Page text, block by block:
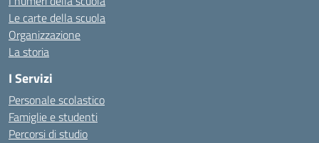
Le carte della scuola
Organizzazione
La storia
I Servizi
Personale scolastico
Famiglie e studenti
Percorsi di studio